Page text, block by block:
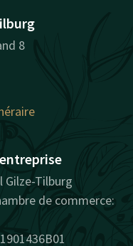
8
Tilburg
de commerce: